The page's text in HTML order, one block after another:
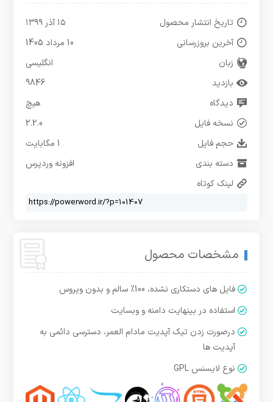
تاریخ انتشار محصول
۱۵ آذر ۱۳۹۹
آخرین بروزرسانی
10 مرداد 1405
زبان
انگلیسی
بازدید
9846
دیدگاه
هیچ
نسخه فایل
2.2.0
حجم فایل
1 مگابایت
دسته بندی
افزونه وردپرس
لینک کوتاه
مشخصات محصول
فایل های دستکاری نشده، 100% سالم و بدون ویروس
استفاده در بینهایت دامنه و وبسایت
درصورت زدن تیک آپدیت مادام العمر، دسترسی دائمی به
آپدیت ها
نوع لایسنس GPL